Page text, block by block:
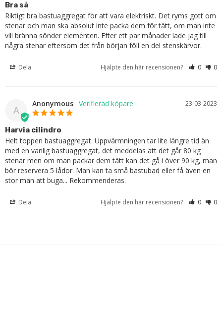
Bra så
Riktigt bra bastuaggregat för att vara elektriskt. Det ryms gott om
stenar och man ska absolut inte packa dem för tätt, om man inte
vill bränna sönder elementen. Efter ett par månader lade jag till
några stenar eftersom det från början föll en del stenskärvor.
Dela Hjälpte den här recensionen? 0 0
A
23-03-2023
Anonymous
Harvia cilindro
Helt toppen bastuaggregat. Uppvärmningen tar lite längre tid än
med en vanlig bastuaggregat, det meddelas att det går 80 kg
stenar men om man packar dem tätt kan det gå i över 90 kg, man
bör reservera 5 lådor. Man kan ta små bastubad eller få även en
stor man att buga... Rekommenderas.
Dela Hjälpte den här recensionen? 0 0